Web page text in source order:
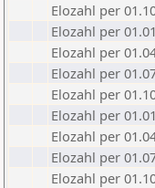
Elozahl per
Elozahl per
Elozahl per
Elozahl per
Elozahl per
Elozahl per
Elozahl per
Elozahl per
Elozahl per